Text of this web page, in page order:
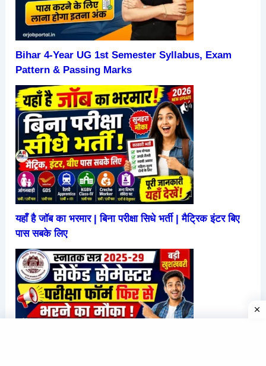
Bihar 4-Year UG 1st Semester Syllabus, Exam
Pattern & Passing Marks
यहाँ है जॉब का भरमार | बिना परीक्षा सिधे भर्ती | मैट्रिक इंटर बिए
पास सबके लिए